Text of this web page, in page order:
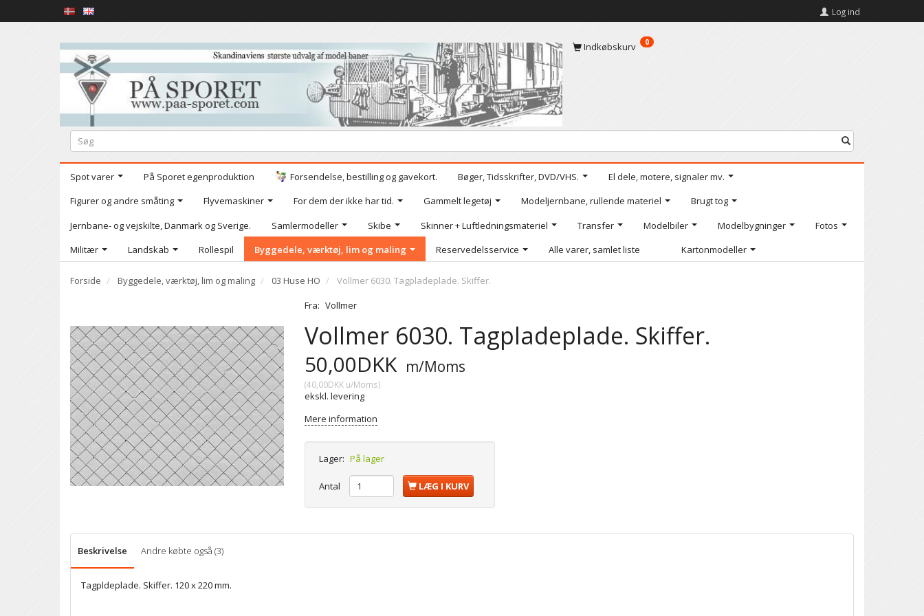
Log ind
Indkøbskurv 0
Spot varer På Sporet egenproduktion Forsendelse, bestilling og gavekort. Bøger, Tidsskrifter, DVD/VHS.
El dele, motere, signaler mv.
Figurer og andre småting
Flyvemaskiner For dem der ikke har tid. Gammelt legetøj Modeljernbane, rullende materiel
Brugt tog
Jernbane- og vejskilte, Danmark og Sverige.
Samlermodeller Skibe Skinner + Luftledningsmateriel Transfer Modelbiler Modelbygninger
Fotos
Militær
Landskab Rollespil Byggedele, værktøj, lim og maling Reservedelsservice Alle varer, samlet liste Kartonmodeller
Forside Byggedele, værktøj, lim og maling 03 Huse HO
Vollmer 6030. Tagpladeplade. Skiffer.
Fra: Vollmer
Vollmer 6030. Tagpladeplade. Skiffer.
50,00DKK m/Moms
(40,00DKK u/Moms)
ekskl. levering
Mere information
Lager: På lager
Antal LÆG I KURV
Beskrivelse Andre købte også (3)
Tagpldeplade. Skiffer. 120 x 220 mm.